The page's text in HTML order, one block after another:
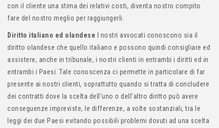
con il cliente una stima dei relativi costi, diventa nostro compito
fare del nostro meglio per raggiungerli.
Diritto italiano ed olandese I nostri avvocati conoscono sia il
diritto olandese che quello italiano e possono quindi consigliare ed
assistere, anche in tribunale, i nostri clienti in entrambi i diritti ed in
entrambi i Paesi. Tale conoscenza ci permette in particolare di far
presente ai nostri clienti, soprattutto quando si tratta di concludere
dei contratti dove la scelta dell’uno o dell’altro diritto può avere
conseguenze impreviste, le differenze, a volte sostanziali, tra le
leggi dei due Paesi evitando possibili problemi dovuti ad una scelta